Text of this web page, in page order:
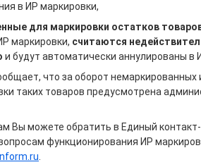
в ИР маркировки,
для маркировки остатков
маркировки, считаются
и будут автоматически аннулированы в
что за оборот немаркированных
таких товаров предусмотрена
Вы можете обратить в Единый
функционирования ИР